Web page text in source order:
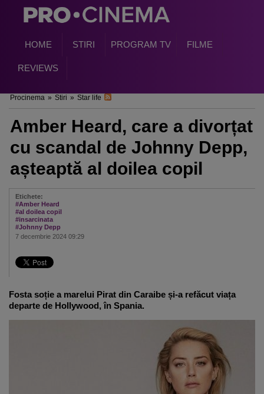
HOME STIRI PROGRAM TV FILME
REVIEWS
Procinema » Stiri » Star life
Amber Heard, care a divorțat
cu scandal de Johnny Depp,
așteaptă al doilea copil
Etichete:
#Amber Heard
#al doilea copil
#insarcinata
#Johnny Depp
7 decembrie 2024 09:29
Fosta soție a marelui Pirat din Caraibe și-a refăcut viața
departe de Hollywood, în Spania.